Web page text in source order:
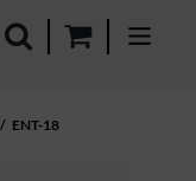
ENT-18